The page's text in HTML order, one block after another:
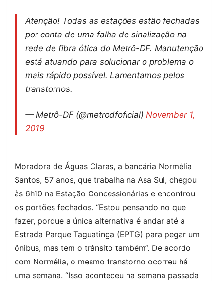
Atenção! Todas as estações estão fechadas
por conta de uma falha de sinalização na
rede de fibra ótica do Metrô-DF. Manutenção
está atuando para solucionar o problema o
mais rápido possível. Lamentamos pelos
transtornos.
— Metrô-DF (@metrodfoficial) November 1,
2019
Moradora de Águas Claras, a bancária Normélia
Santos, 57 anos, que trabalha na Asa Sul, chegou
às 6h10 na Estação Concessionárias e encontrou
os portões fechados. “Estou pensando no que
fazer, porque a única alternativa é andar até a
Estrada Parque Taguatinga (EPTG) para pegar um
ônibus, mas tem o trânsito também”. De acordo
com Normélia, o mesmo transtorno ocorreu há
uma semana. “Isso aconteceu na semana passada